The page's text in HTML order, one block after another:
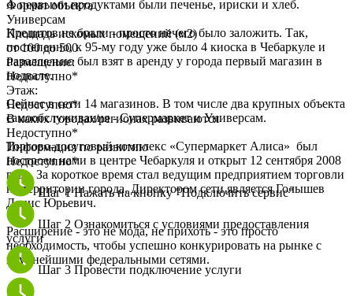
А первыми продуктами были печенье, ириски и хлеб.
Кредитов не брали - проcто нечего было заложить. Так,
постепенно, к 95-му году уже было 4 киоска в Чебаркуле и
параллельно был взят в аренду у города первый магазин в
подвале.
Сейчас в сети 14 магазинов. В том числе два крупных объекта
самообслуживания - Супермаркет и Универсам.
Торгово-досуговый комплекс «Супермаркет Алиса» был
построен нами в центре Чебаркуля и открыт 12 сентября 2008
года. За короткое время стал ведущим предприятием торговли
на территории города. Директором сети является Голышев
Денис Юрьевич.
Расширение - это не мода, не прихоть - это просто
необходимость, чтобы успешно конкурировать на рынке с
крупнейшими федеральными сетями.
Формат объекта
Универсам
Площадь искомых помещений (м2)
от 100 до 500
Размещение:
Недоступно*
Этаж:
Недоступно*
В каких городах/регионах развиваются
Недоступно*
Информация по развитию
Недоступно*
Шаг 1Нажать на кнопку "Подключить сервис"
Шаг 2 Ознакомиться с условиями предоставления
услуги
Шаг 3 Провести подключение услуги